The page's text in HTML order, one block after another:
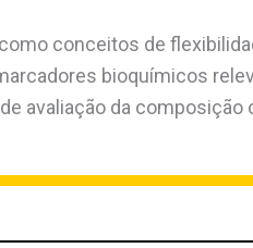
conceitos de
bioquímicos
avaliação da